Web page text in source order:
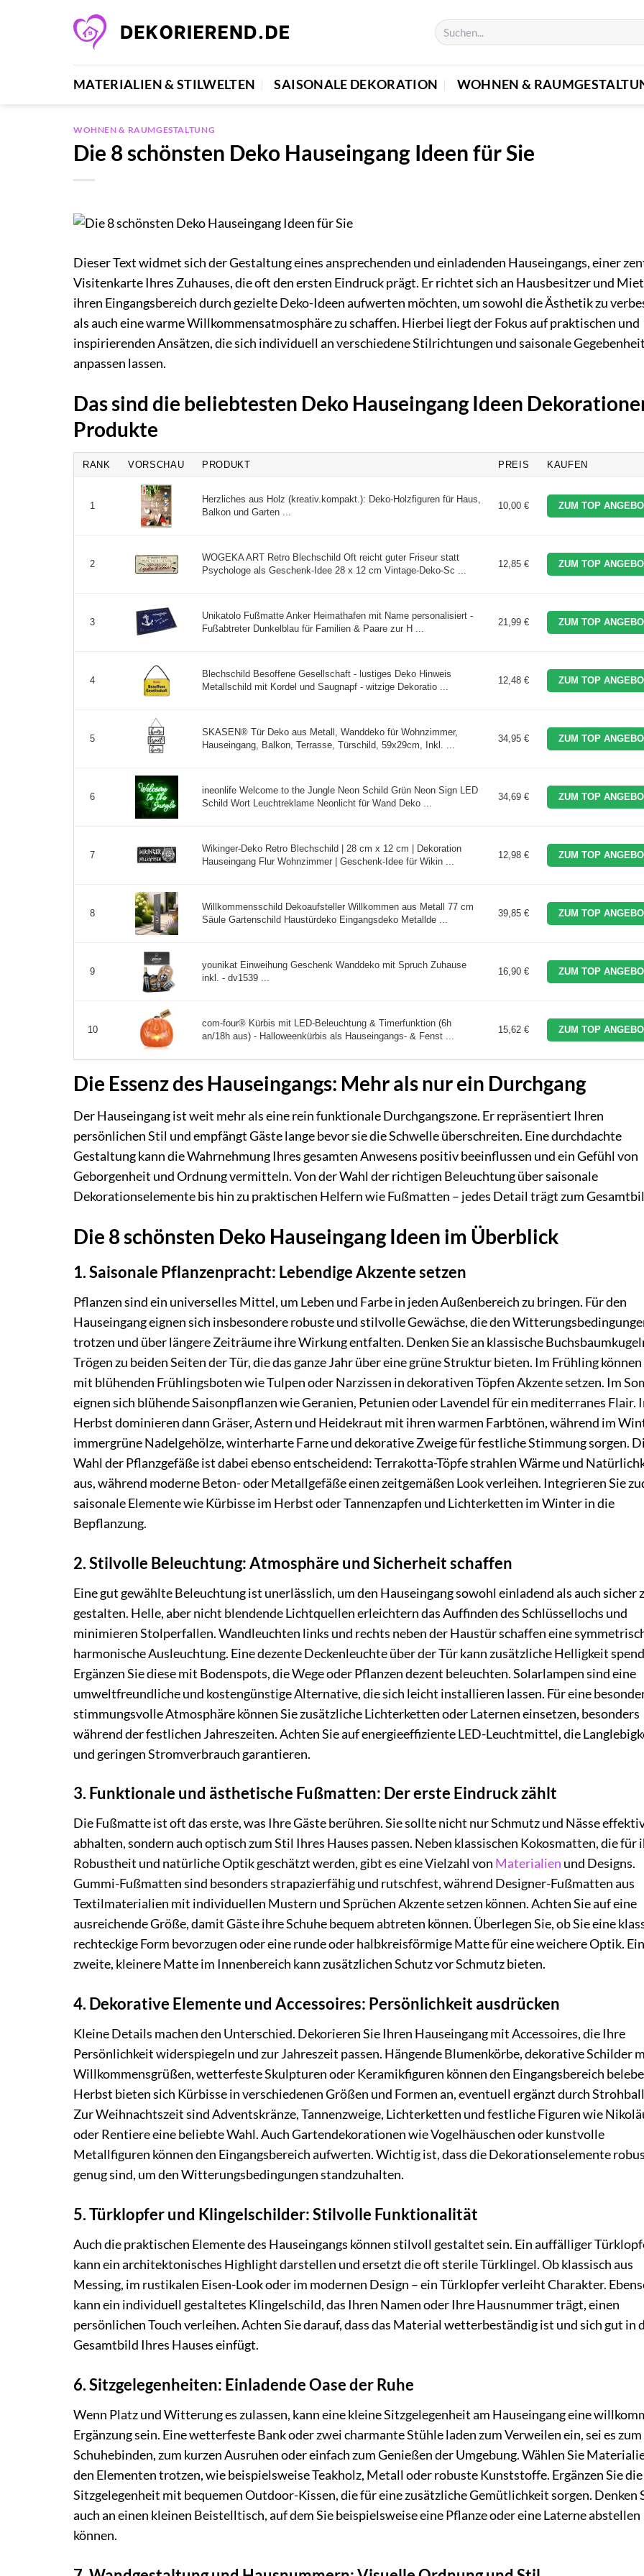
MATERIALIEN & STILWELTEN SAISONALE DEKORATION WOHNEN &
WOHNEN & RAUMGESTALTUNG
Die 8 schönsten Deko Hauseingang Ideen für Sie
Dieser Text widmet sich der Gestaltung eines ansprechenden und einladenden Hauseingangs, einer
Visitenkarte Ihres Zuhauses, die oft den ersten Eindruck prägt. Er richtet sich an Hausbesitzer und
ihren Eingangsbereich durch gezielte Deko-Ideen aufwerten möchten, um sowohl die Ästhetik zu
als auch eine warme Willkommensatmosphäre zu schaffen. Hierbei liegt der Fokus auf praktischen und
inspirierenden Ansätzen, die sich individuell an verschiedene Stilrichtungen und saisonale
anpassen lassen.
Das sind die beliebtesten Deko Hauseingang Ideen
Produkte
RANK VORSCHAU PRODUKT PREIS KAUFEN
1
Herzliches aus Holz (kreativ.kompakt.): Deko-Holzfiguren für Haus,
Balkon und Garten ...
10,00 € ZUM TOP
2
WOGEKA ART Retro Blechschild Oft reicht guter Friseur statt
Psychologe als Geschenk-Idee 28 x 12 cm Vintage-Deko-Sc ...
12,85 € ZUM TOP
3
Unikatolo Fußmatte Anker Heimathafen mit Name personalisiert -
Fußabtreter Dunkelblau für Familien & Paare zur H ...
21,99 € ZUM TOP
4
Blechschild Besoffene Gesellschaft - lustiges Deko Hinweis
Metallschild mit Kordel und Saugnapf - witzige Dekoratio ...
12,48 € ZUM TOP
5
SKASEN® Tür Deko aus Metall, Wanddeko für Wohnzimmer,
Hauseingang, Balkon, Terrasse, Türschild, 59x29cm, Inkl. ...
34,95 € ZUM TOP
6
ineonlife Welcome to the Jungle Neon Schild Grün Neon Sign LED
Schild Wort Leuchtreklame Neonlicht für Wand Deko ...
34,69 € ZUM TOP
7
Wikinger-Deko Retro Blechschild | 28 cm x 12 cm | Dekoration
Hauseingang Flur Wohnzimmer | Geschenk-Idee für Wikin ...
12,98 € ZUM TOP
8
Willkommensschild Dekoaufsteller Willkommen aus Metall 77 cm
Säule Gartenschild Haustürdeko Eingangsdeko Metallde ...
39,85 € ZUM TOP
9
younikat Einweihung Geschenk Wanddeko mit Spruch Zuhause
inkl. - dv1539 ...
16,90 € ZUM TOP
10
com-four® Kürbis mit LED-Beleuchtung & Timerfunktion (6h
an/18h aus) - Halloweenkürbis als Hauseingangs- & Fenst ...
15,62 € ZUM TOP
Die Essenz des Hauseingangs: Mehr als nur ein Durchgang
Der Hauseingang ist weit mehr als eine rein funktionale Durchgangszone. Er repräsentiert Ihren
persönlichen Stil und empfängt Gäste lange bevor sie die Schwelle überschreiten. Eine durchdachte
Gestaltung kann die Wahrnehmung Ihres gesamten Anwesens positiv beeinflussen und ein Gefühl von
Geborgenheit und Ordnung vermitteln. Von der Wahl der richtigen Beleuchtung über saisonale
Dekorationselemente bis hin zu praktischen Helfern wie Fußmatten – jedes Detail trägt zum
Die 8 schönsten Deko Hauseingang Ideen im Überblick
1. Saisonale Pflanzenpracht: Lebendige Akzente setzen
Pflanzen sind ein universelles Mittel, um Leben und Farbe in jeden Außenbereich zu bringen. Für den
Hauseingang eignen sich insbesondere robuste und stilvolle Gewächse, die den
trotzen und über längere Zeiträume ihre Wirkung entfalten. Denken Sie an klassische
Trögen zu beiden Seiten der Tür, die das ganze Jahr über eine grüne Struktur bieten. Im Frühling können
mit blühenden Frühlingsboten wie Tulpen oder Narzissen in dekorativen Töpfen Akzente setzen. Im
eignen sich blühende Saisonpflanzen wie Geranien, Petunien oder Lavendel für ein mediterranes Flair.
Herbst dominieren dann Gräser, Astern und Heidekraut mit ihren warmen Farbtönen, während im
immergrüne Nadelgehölze, winterharte Farne und dekorative Zweige für festliche Stimmung sorgen.
Wahl der Pflanzgefäße ist dabei ebenso entscheidend: Terrakotta-Töpfe strahlen Wärme und
aus, während moderne Beton- oder Metallgefäße einen zeitgemäßen Look verleihen. Integrieren Sie
saisonale Elemente wie Kürbisse im Herbst oder Tannenzapfen und Lichterketten im Winter in die
Bepflanzung.
2. Stilvolle Beleuchtung: Atmosphäre und Sicherheit schaffen
Eine gut gewählte Beleuchtung ist unerlässlich, um den Hauseingang sowohl einladend als auch sicher
gestalten. Helle, aber nicht blendende Lichtquellen erleichtern das Auffinden des Schlüssellochs und
minimieren Stolperfallen. Wandleuchten links und rechts neben der Haustür schaffen eine
harmonische Ausleuchtung. Eine dezente Deckenleuchte über der Tür kann zusätzliche Helligkeit
Ergänzen Sie diese mit Bodenspots, die Wege oder Pflanzen dezent beleuchten. Solarlampen sind eine
umweltfreundliche und kostengünstige Alternative, die sich leicht installieren lassen. Für eine
stimmungsvolle Atmosphäre können Sie zusätzliche Lichterketten oder Laternen einsetzen, besonders
während der festlichen Jahreszeiten. Achten Sie auf energieeffiziente LED-Leuchtmittel, die
und geringen Stromverbrauch garantieren.
3. Funktionale und ästhetische Fußmatten: Der erste Eindruck zählt
Die Fußmatte ist oft das erste, was Ihre Gäste berühren. Sie sollte nicht nur Schmutz und Nässe
abhalten, sondern auch optisch zum Stil Ihres Hauses passen. Neben klassischen Kokosmatten, die für
Robustheit und natürliche Optik geschätzt werden, gibt es eine Vielzahl von Materialien und Designs.
Gummi-Fußmatten sind besonders strapazierfähig und rutschfest, während Designer-Fußmatten aus
Textilmaterialien mit individuellen Mustern und Sprüchen Akzente setzen können. Achten Sie auf eine
ausreichende Größe, damit Gäste ihre Schuhe bequem abtreten können. Überlegen Sie, ob Sie eine
rechteckige Form bevorzugen oder eine runde oder halbkreisförmige Matte für eine weichere Optik.
zweite, kleinere Matte im Innenbereich kann zusätzlichen Schutz vor Schmutz bieten.
4. Dekorative Elemente und Accessoires: Persönlichkeit ausdrücken
Kleine Details machen den Unterschied. Dekorieren Sie Ihren Hauseingang mit Accessoires, die Ihre
Persönlichkeit widerspiegeln und zur Jahreszeit passen. Hängende Blumenkörbe, dekorative Schilder
Willkommensgrüßen, wetterfeste Skulpturen oder Keramikfiguren können den Eingangsbereich
Herbst bieten sich Kürbisse in verschiedenen Größen und Formen an, eventuell ergänzt durch
Zur Weihnachtszeit sind Adventskränze, Tannenzweige, Lichterketten und festliche Figuren wie
oder Rentiere eine beliebte Wahl. Auch Gartendekorationen wie Vogelhäuschen oder kunstvolle
Metallfiguren können den Eingangsbereich aufwerten. Wichtig ist, dass die Dekorationselemente
genug sind, um den Witterungsbedingungen standzuhalten.
5. Türklopfer und Klingelschilder: Stilvolle Funktionalität
Auch die praktischen Elemente des Hauseingangs können stilvoll gestaltet sein. Ein auffälliger
kann ein architektonisches Highlight darstellen und ersetzt die oft sterile Türklingel. Ob klassisch aus
Messing, im rustikalen Eisen-Look oder im modernen Design – ein Türklopfer verleiht Charakter.
kann ein individuell gestaltetes Klingelschild, das Ihren Namen oder Ihre Hausnummer trägt, einen
persönlichen Touch verleihen. Achten Sie darauf, dass das Material wetterbeständig ist und sich gut in
Gesamtbild Ihres Hauses einfügt.
6. Sitzgelegenheiten: Einladende Oase der Ruhe
Wenn Platz und Witterung es zulassen, kann eine kleine Sitzgelegenheit am Hauseingang eine
Ergänzung sein. Eine wetterfeste Bank oder zwei charmante Stühle laden zum Verweilen ein, sei es zum
Schuhebinden, zum kurzen Ausruhen oder einfach zum Genießen der Umgebung. Wählen Sie
den Elementen trotzen, wie beispielsweise Teakholz, Metall oder robuste Kunststoffe. Ergänzen Sie die
Sitzgelegenheit mit bequemen Outdoor-Kissen, die für eine zusätzliche Gemütlichkeit sorgen. Denken
auch an einen kleinen Beistelltisch, auf dem Sie beispielsweise eine Pflanze oder eine Laterne abstellen
können.